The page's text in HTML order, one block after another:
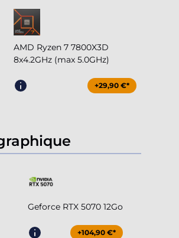
AMD Ryzen 7 7800X3D
8x4.2GHz (max 5.0GHz)
+29,90 €*
Geforce RTX 5070 12Go
+104,90 €*